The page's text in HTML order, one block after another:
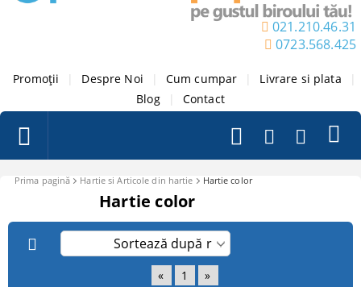
021.210.46.31
0723.568.425
Promoții Despre Noi Cum cumpar Livrare si plata
Blog
Contact
Prima pagină Hartie si Articole din hartie Hartie color
Hartie color
« 1 »